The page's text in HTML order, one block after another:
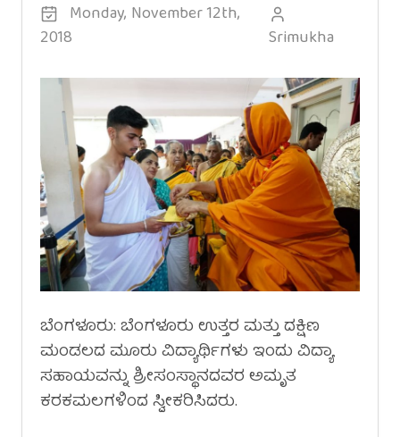
Monday, November 12th,
2018
Srimukha
ಬೆಂಗಳೂರು: ಬೆಂಗಳೂರು ಉತ್ತರ ಮತ್ತು ದಕ್ಷಿಣ
ಮಂಡಲದ ಮೂರು ವಿದ್ಯಾರ್ಥಿಗಳು ಇಂದು ವಿದ್ಯಾ
ಸಹಾಯವನ್ನು ಶ್ರೀಸಂಸ್ಥಾನದವರ ಅಮೃತ
ಕರಕಮಲಗಳಿಂದ ಸ್ವೀಕರಿಸಿದರು.